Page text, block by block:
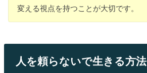
変える視点を持つことが大切です。
人を頼らないで生きる方法